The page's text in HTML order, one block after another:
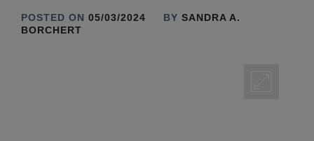
POSTED ON 05/03/2024 BY SANDRA A.
BORCHERT